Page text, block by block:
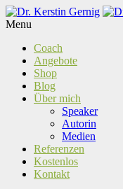
Menu
Coach
Angebote
Shop
Blog
Über mich
Speaker
Autorin
Medien
Referenzen
Kostenlos
Kontakt